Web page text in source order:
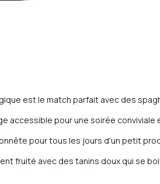
est le match parfait avec des
accessible pour une soirée
pour tous les jours d'un petit
fruité avec des tanins doux qui se